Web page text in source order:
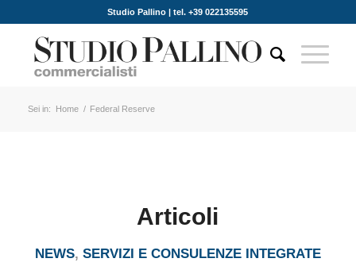
Studio Pallino | tel. +39 022135595
Sei in: Home / Federal Reserve
Articoli
NEWS, SERVIZI E CONSULENZE INTEGRATE